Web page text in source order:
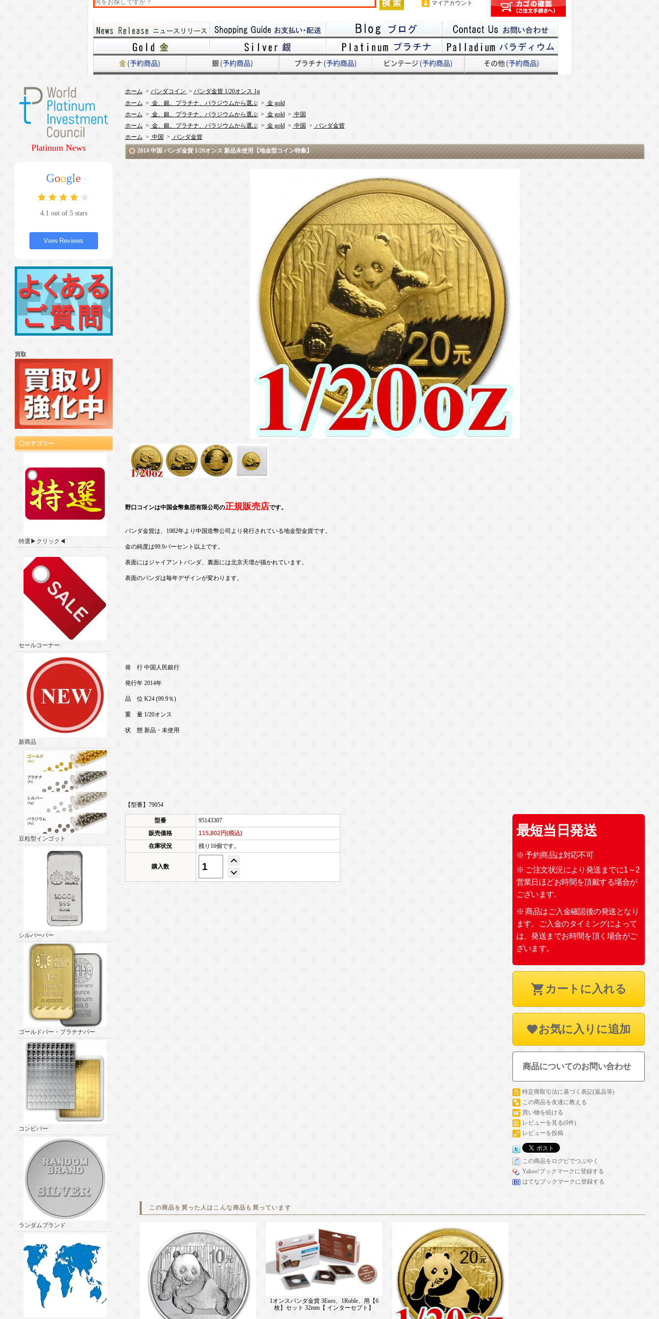
マイアカウント
Platinum News
Google
4.1 out of 5 stars
View Reviews
買取
カテゴリー
特選▶クリック◀
セールコーナー
新商品
豆粒型インゴット
シルバーバー
ゴールドバー・プラチナバー
コンビバー
ランダムブランド
ホーム > パンダコイン > パンダ金貨 1/20オンス 1g
ホーム > 金、銀、プラチナ、パラジウムから選ぶ> 金 gold
ホーム > 金、銀、プラチナ、パラジウムから選ぶ> 金 gold> 中国
ホーム > 金、銀、プラチナ、パラジウムから選ぶ> 金 gold> 中国 > パンダ金貨
ホーム > 中国 > パンダ金貨
2014 中国 パンダ金貨 1/20オンス 新品未使用【地金型コイン特集】
野口コインは中国金幣集団有限公司の正規販売店です。
パンダ金貨は、1982年より中国造幣公司より発行されている地金型金貨です。
金の純度は99.9パーセント以上です。
表面にはジャイアントパンダ、裏面には北京天壇が描かれています。
表面のパンダは毎年デザインが変わります。
発 行 中国人民銀行
発行年 2014年
品 位 K24 (99.9％)
重 量 1/20オンス
状 態 新品・未使用
【型番】79054
型番
95143307
販売価格
115,802円(税込)
在庫状況
残り16個です。
購入数
最短当日発送
※ 予約商品は対応不可
※ ご注文状況により発送までに1～2
営業日ほどお時間を頂戴する場合が
ございます.
※ 商品はご入金確認後の発送となり
ます。ご入金のタイミングによって
は、発送までお時間を頂く場合がご
ざいます。
カートに入れる
お気に入りに追加
商品についてのお問い合わせ
特定商取引法に基づく表記(返品等)
この商品を友達に教える
買い物を続ける
レビューを見る(0件)
レビューを投稿
この商品をログピでつぶやく
Yahoo!ブックマークに登録する
はてなブックマークに登録する
この商品を買った人はこんな商品も買っています
1オンスパンダ金貨 3Euro、1Ruble、用【6
枚】セット 32mm【 インターセプト】